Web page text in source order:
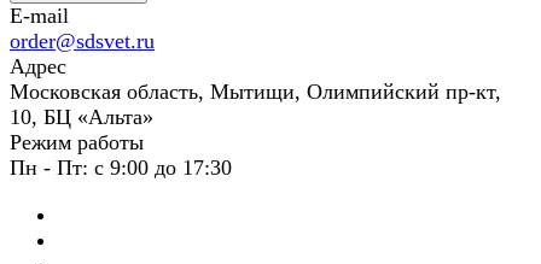
E-mail
order@sdsvet.ru
Адрес
Московская область, Мытищи, Олимпийский пр-кт,
10, БЦ «Альта»
Режим работы
Пн - Пт: с 9:00 до 17:30